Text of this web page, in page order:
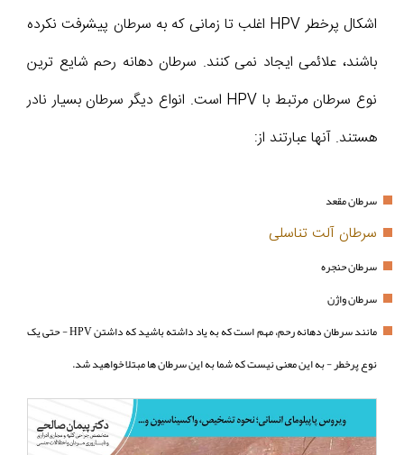
اشکال پرخطر HPV اغلب تا زمانی که به سرطان پیشرفت نکرده
باشند، علائمی ایجاد نمی کنند. سرطان دهانه رحم شایع ترین
نوع سرطان مرتبط با HPV است. انواع دیگر سرطان بسیار نادر
هستند. آنها عبارتند از:
سرطان مقعد
سرطان آلت تناسلی
سرطان حنجره
سرطان واژن
مانند سرطان دهانه رحم، مهم است که به یاد داشته باشید که داشتن HPV - حتی یک
نوع پرخطر - به این معنی نیست که شما به این سرطان ها مبتلا خواهید شد.